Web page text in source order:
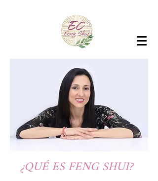
¿QUÉ ES FENG SHUI?